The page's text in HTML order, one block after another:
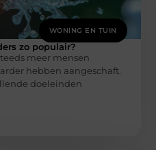
WONING EN TUIN
zo populair?
meer mensen
hebben aangeschaft.
doeleinden